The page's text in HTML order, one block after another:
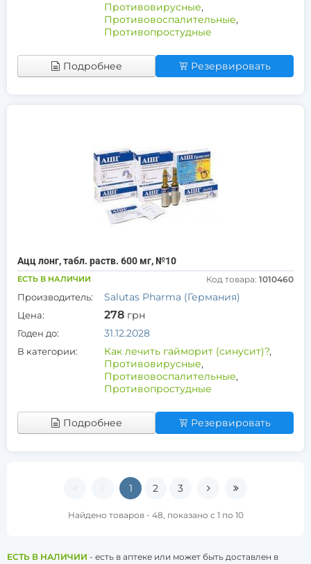
Противовирусные,
Противовоспалительные,
Противопростудные
Подробнее Резервировать
Ацц лонг, табл. раств. 600 мг, №10
ЕСТЬ В НАЛИЧИИ Код товара: 1010460
Производитель: Salutas Pharma (Германия)
Цена: 278 грн
Годен до: 31.12.2028
В категории: Как лечить гайморит (синусит)?,
Противовирусные,
Противовоспалительные,
Противопростудные
Подробнее Резервировать
1 2 3
Найдено товаров - 48, показано с 1 по 10
ЕСТЬ В НАЛИЧИИ - есть в аптеке или может быть доставлен в